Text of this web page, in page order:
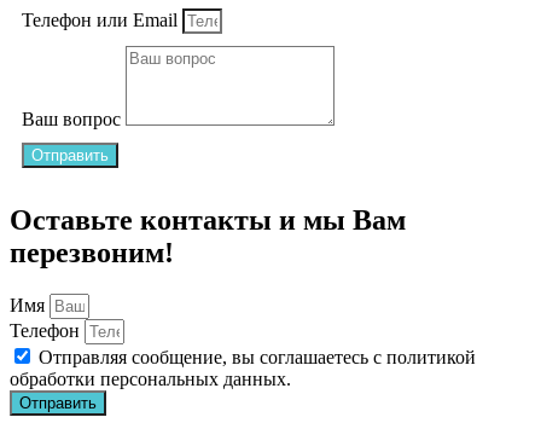
Телефон или Email
Ваш вопрос
Отправить
Оставьте контакты и мы Вам
перезвоним!
Имя
Телефон
Отправляя сообщение, вы соглашаетесь с политикой
обработки персональных данных.
Отправить